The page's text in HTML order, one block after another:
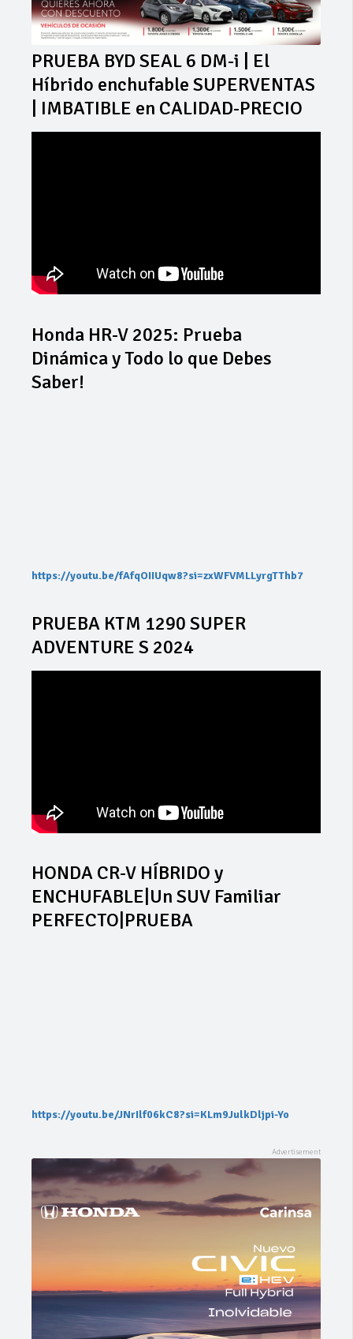
PRUEBA BYD SEAL 6 DM-i | El
Híbrido enchufable SUPERVENTAS
| IMBATIBLE en CALIDAD-PRECIO
Honda HR-V 2025: Prueba
Dinámica y Todo lo que Debes
Saber!
https://youtu.be/fAfqOIIUqw8?si=zxWFVMLLyrgTThb7
PRUEBA KTM 1290 SUPER
ADVENTURE S 2024
HONDA CR-V HÍBRIDO y
ENCHUFABLE|Un SUV Familiar
PERFECTO|PRUEBA
https://youtu.be/JNrIlf06kC8?si=KLm9JulkDljpi-Yo